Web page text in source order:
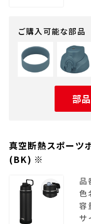
ご購入可能な部品
部
真空断熱スポーツ
(BK) ※
品
色
容
サ